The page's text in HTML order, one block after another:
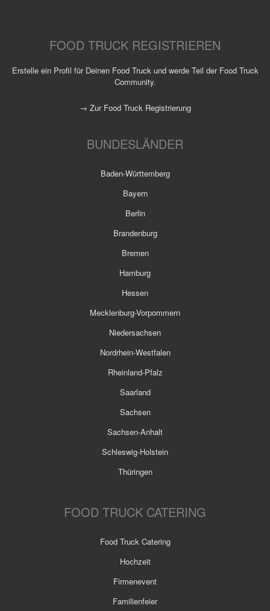
FOOD TRUCK REGISTRIEREN
Erstelle ein Profil für Deinen Food Truck und werde Teil der Food Truck
Community.
→ Zur Food Truck Registrierung
BUNDESLÄNDER
Baden-Württemberg
Bayern
Berlin
Brandenburg
Bremen
Hamburg
Hessen
Mecklenburg-Vorpommern
Niedersachsen
Nordrhein-Westfalen
Rheinland-Pfalz
Saarland
Sachsen
Sachsen-Anhalt
Schleswig-Holstein
Thüringen
FOOD TRUCK CATERING
Food Truck Catering
Hochzeit
Firmenevent
Familienfeier